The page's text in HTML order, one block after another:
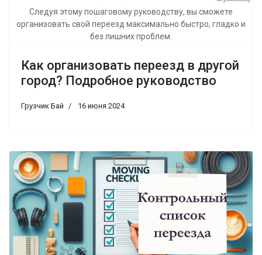
Следуя этому пошаговому руководству, вы сможете
организовать свой переезд максимально быстро, гладко и
без лишних проблем.
Как организовать переезд в другой
город? Подробное руководство
Грузчик Бай 16 июня 2024